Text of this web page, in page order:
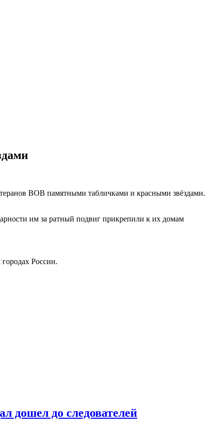
ВОВ памятными табличками и красными звёздами.
им за ратный подвиг прикрепили к их домам
России.
дошел до следователей